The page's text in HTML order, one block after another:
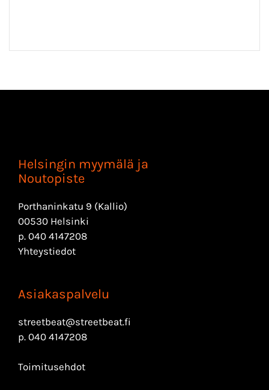
Helsingin myymälä ja
Noutopiste
Porthaninkatu 9 (Kallio)
00530 Helsinki
p. 040 4147208
Yhteystiedot
Asiakaspalvelu
streetbeat@streetbeat.fi
p. 040 4147208
Toimitusehdot